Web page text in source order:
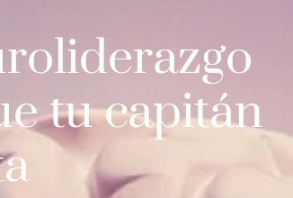
tu capitán